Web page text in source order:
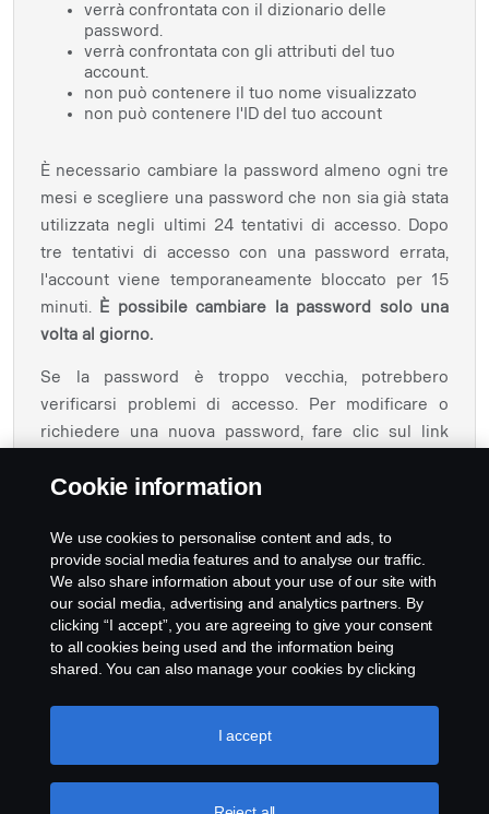
verrà confrontata con il dizionario delle
password.​
verrà confrontata con gli attributi del tuo
account.​
non può contenere il tuo nome visualizzato​
non può contenere l'ID del tuo account​
È necessario cambiare la password almeno ogni tre
mesi e scegliere una password che non sia già stata
utilizzata negli ultimi 24 tentativi di accesso. Dopo
tre tentativi di accesso con una password errata,
l'account viene temporaneamente bloccato per 15
minuti. È possibile cambiare la password solo una
volta al giorno.
Se la password è troppo vecchia, potrebbero
verificarsi problemi di accesso. Per modificare o
richiedere una nuova password, fare clic sul link
Scania al numero +46855381795 / Assistenza clienti
Cookie information
We use cookies to personalise content and ads, to
provide social media features and to analyse our traffic.
We also share information about your use of our site with
our social media, advertising and analytics partners. By
clicking “I accept”, you are agreeing to give your consent
to all cookies being used and the information being
shared. You can also manage your cookies by clicking
like to accept. For a more detailed explanation of how we
use cookies, please visit our cookies section, which you
I accept